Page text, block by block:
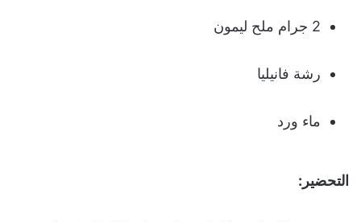
2 جرام ملح ليمون
رشة فانيليا
ماء ورد
التحضير: